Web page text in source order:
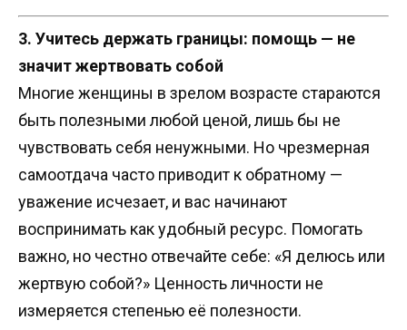
3. Учитесь держать границы: помощь — не
значит жертвовать собой
Многие женщины в зрелом возрасте стараются
быть полезными любой ценой, лишь бы не
чувствовать себя ненужными. Но чрезмерная
самоотдача часто приводит к обратному —
уважение исчезает, и вас начинают
воспринимать как удобный ресурс. Помогать
важно, но честно отвечайте себе: «Я делюсь или
жертвую собой?» Ценность личности не
измеряется степенью её полезности.